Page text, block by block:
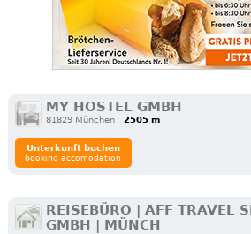
MY HOSTEL GMBH
81829 München 2505 m
Unterkunft buchen
booking accomodation
REISEBÜRO | AFF TRAVEL
GMBH | MÜNCH